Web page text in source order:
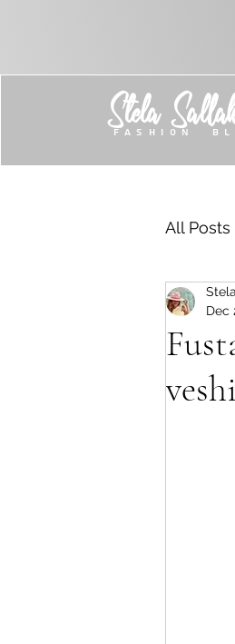
Stela
FASHION
All Posts
Trend
Stela
Dec